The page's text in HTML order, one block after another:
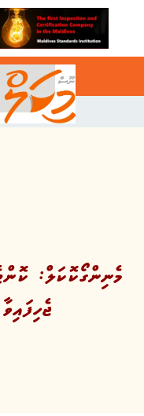
މެނިންގޯކޮކަލް: